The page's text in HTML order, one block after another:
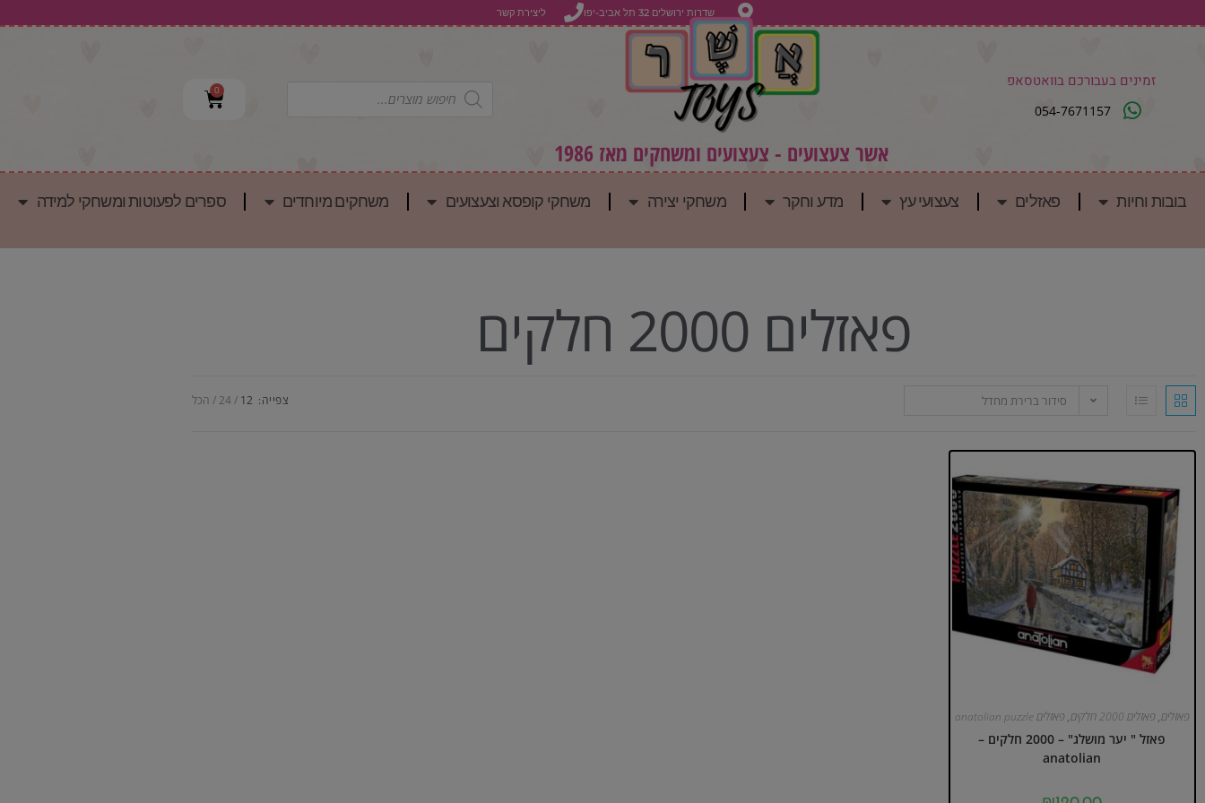
שדרות ירושלים 32 תל אביב-יפו ליצירת קשר
זמינים בעבורכם בוואטסאפ
054-7671157
אשר צעצועים - צעצועים ומשחקים מאז 1986
0
בובות וחיות פאזלים צעצועי עץ מדע וחקר משחקי יצירה משחקי קופסא וצעצועים משחקים מיוחדים ספרים לפעוטות ומשחקי למידה
פאזלים 2000 חלקים
סידור ברירת מחדל צפייה: 12
24 הכל
פאזלים, פאזלים 2000 חלקים , פאזלים anatolian puzzle
פאזל " יער מושלג" – 2000 חלקים –
anatolian